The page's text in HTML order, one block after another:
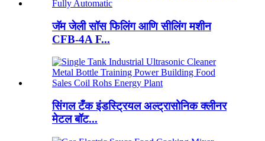
जॅम जेली सॉस फिलिंग आणि सीलिंग मशीन
CFB-4A F...
सिंगल टँक इंडस्ट्रियल अल्ट्रासोनिक क्लीनर
मेटल बॉट...